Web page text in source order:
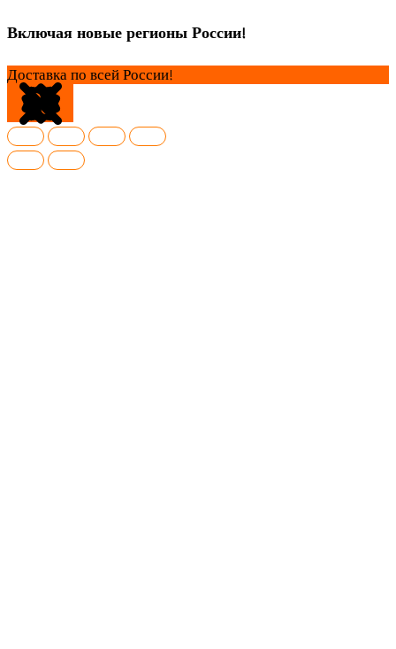
Включая новые регионы России!
Доставка по всей России!